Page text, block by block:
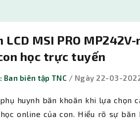
LCD MSI PRO
học trực tuyến
biên tập TNC / Ngày 22-03-
huynh băn khoăn khi lựa chọn
online của con. Hiểu rõ sự băn